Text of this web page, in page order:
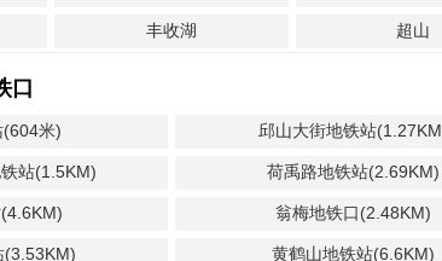
丰收湖 超山
口
米) 邱山大街地铁站
站(1.5KM) 荷禹路地铁站(2.69KM)
翁梅地铁口(2.48KM)
(3.53KM) 黄鹤山地铁站(6.6KM)